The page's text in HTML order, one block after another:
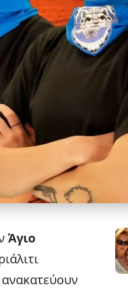
Άγιο